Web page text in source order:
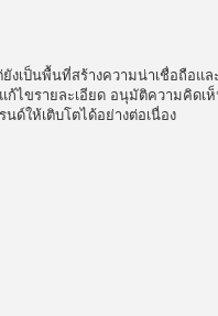
ป็นพื้นที่สร้างความน่าเชื่อถือแ
ไขรายละเอียด อนุมัติความคิด
ให้เติบโตได้อย่างต่อเนื่อง